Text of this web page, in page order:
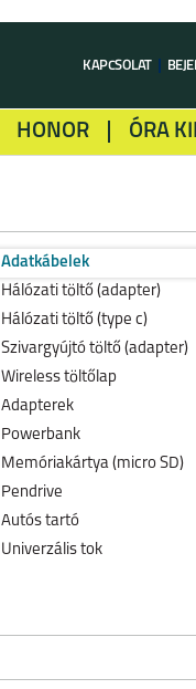
KAPCSOLAT
HONOR ÓRA
Adatkábelek
Hálózati töltő (adapter)
Hálózati töltő (type c)
Szivargyújtó töltő (adapter)
Wireless töltőlap
Adapterek
Powerbank
Memóriakártya (micro SD)
Pendrive
Autós tartó
Univerzális tok